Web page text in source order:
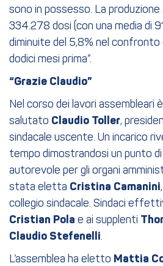
sono in possesso. La
334.278 dosi (con una media di
diminuite del 5,8% nel
dodici mesi prima”.
“Grazie Claudio”
Nel corso dei lavori assembleari
salutato Claudio Toller,
sindacale uscente. Un incarico
tempo dimostrandosi un punto
autorevole per gli organi
stata eletta Cristina Camanini
collegio sindacale. Sindaci
Cristian Pola e ai supplenti
Claudio Stefenelli.
L’assemblea ha eletto Mattia